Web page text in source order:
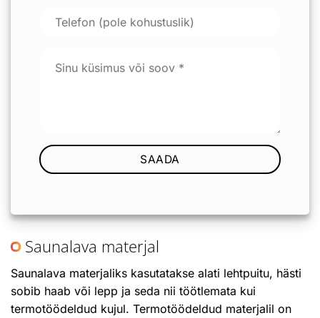
Saunalava materjal
Saunalava materjaliks kasutatakse alati lehtpuitu, hästi
sobib haab või lepp ja seda nii töötlemata kui
termotöödeldud kujul. Termotöödeldud materjalil on